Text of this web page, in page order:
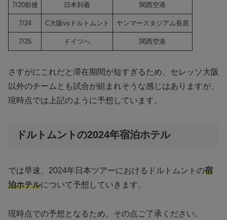
7/20前後 日本到着 関西空港
7/24 C大阪vsドルトムント ヤンマースタジアム長居
7/25 ドイツへ 関西空港
さすがにこれだと滞在期間が短すぎるため、セレッソ大阪
以外のチームとも試合が組まれそうな感じはありますが、
現時点では上記のように予想しています。
ドルトムントの2024年宿泊ホテル
では早速、2024年日本ツアーにおけるドルトムントの宿
泊ホテルについて予想していきます。
現時点での予想となるため、その点ご了承ください。